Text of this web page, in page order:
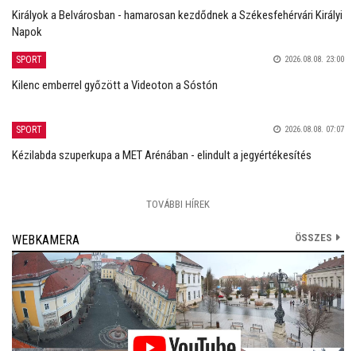
Királyok a Belvárosban - hamarosan kezdődnek a Székesfehérvári Királyi
Napok
SPORT 2026.08.08. 23:00
Kilenc emberrel győzött a Videoton a Sóstón
SPORT 2026.08.08. 07:07
Kézilabda szuperkupa a MET Arénában - elindult a jegyértékesítés
TOVÁBBI HÍREK
WEBKAMERA ÖSSZES